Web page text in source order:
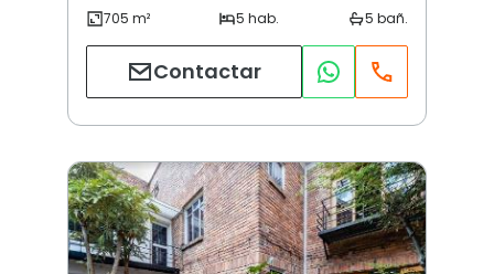
Contactar